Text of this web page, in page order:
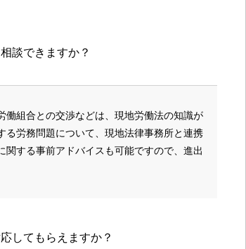
談できますか？
働組合との交渉などは、現地労働法の知識が
労務問題について、現地法律事務所と連携
する事前アドバイスも可能ですので、進出
してもらえますか？